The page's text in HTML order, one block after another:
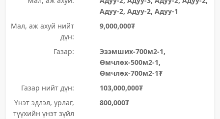
Адуу-2, Адуу-2, Адуу-1
Мал, аж ахуй нийт
дүн:
9,000,000₮
Газар:
Эзэмших-700м2-1,
Өмчлөх-500м2-1,
Өмчлөх-700м2-1₮
Газар нийт дүн:
103,000,000₮
Үнэт эдлэл, урлаг,
түүхийн үнэт зүйл
800,000₮